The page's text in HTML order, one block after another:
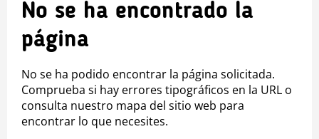
No se ha encontrado la
página
No se ha podido encontrar la página solicitada.
Comprueba si hay errores tipográficos en la URL o
consulta nuestro mapa del sitio web para
encontrar lo que necesites.